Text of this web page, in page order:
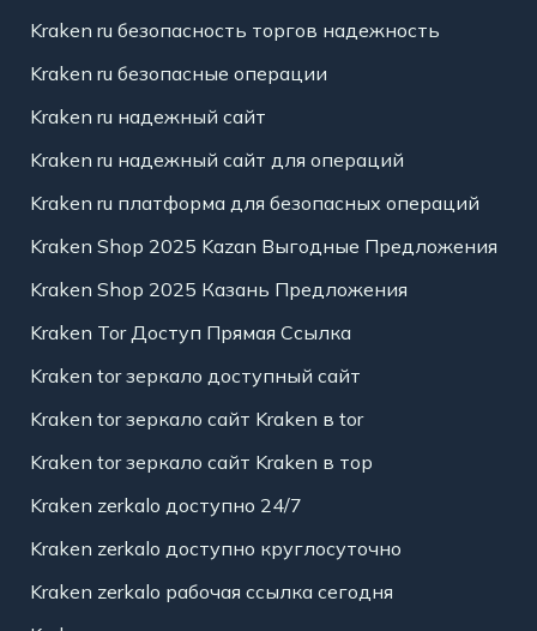
Kraken ru безопасность торгов надежность
Kraken ru безопасные операции
Kraken ru надежный сайт
Kraken ru надежный сайт для операций
Kraken ru платформа для безопасных операций
Kraken Shop 2025 Kazan Выгодные Предложения
Kraken Shop 2025 Казань Предложения
Kraken Tor Доступ Прямая Ссылка
Kraken tor зеркало доступный сайт
Kraken tor зеркало сайт Kraken в tor
Kraken tor зеркало сайт Kraken в тор
Kraken zerkalo доступно 24/7
Kraken zerkalo доступно круглосуточно
Kraken zerkalo рабочая ссылка сегодня